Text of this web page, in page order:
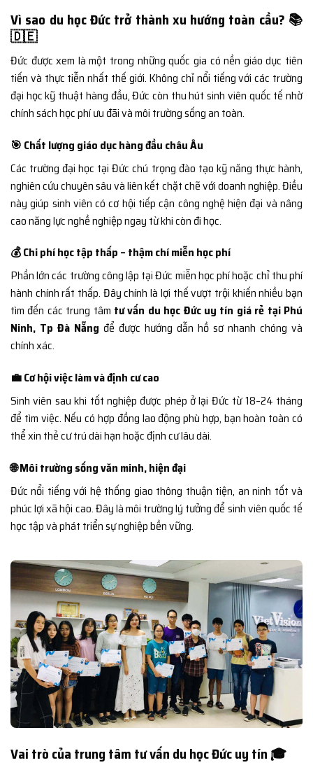
Vì sao du học Đức trở thành xu hướng toàn cầu? 📚
🇩🇪
Đức được xem là một trong những quốc gia có nền giáo dục tiên
tiến và thực tiễn nhất thế giới. Không chỉ nổi tiếng với các trường
đại học kỹ thuật hàng đầu, Đức còn thu hút sinh viên quốc tế nhờ
chính sách học phí ưu đãi và môi trường sống an toàn.
🎯 Chất lượng giáo dục hàng đầu châu Âu
Các trường đại học tại Đức chú trọng đào tạo kỹ năng thực hành,
nghiên cứu chuyên sâu và liên kết chặt chẽ với doanh nghiệp. Điều
này giúp sinh viên có cơ hội tiếp cận công nghệ hiện đại và nâng
cao năng lực nghề nghiệp ngay từ khi còn đi học.
💰 Chi phí học tập thấp – thậm chí miễn học phí
Phần lớn các trường công lập tại Đức miễn học phí hoặc chỉ thu phí
hành chính rất thấp. Đây chính là lợi thế vượt trội khiến nhiều bạn
tìm đến các trung tâm tư vấn du học Đức uy tín giá rẻ tại Phú
Ninh, Tp Đà Nẵng để được hướng dẫn hồ sơ nhanh chóng và
chính xác.
💼 Cơ hội việc làm và định cư cao
Sinh viên sau khi tốt nghiệp được phép ở lại Đức từ 18–24 tháng
để tìm việc. Nếu có hợp đồng lao động phù hợp, bạn hoàn toàn có
thể xin thẻ cư trú dài hạn hoặc định cư lâu dài.
🌐 Môi trường sống văn minh, hiện đại
Đức nổi tiếng với hệ thống giao thông thuận tiện, an ninh tốt và
phúc lợi xã hội cao. Đây là môi trường lý tưởng để sinh viên quốc tế
học tập và phát triển sự nghiệp bền vững.
Vai trò của trung tâm tư vấn du học Đức uy tín 🎓